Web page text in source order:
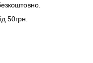
50грн.